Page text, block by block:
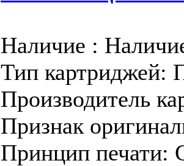
Наличие :
Тип картриджей:
Производитель
Признак
Принцип печати: